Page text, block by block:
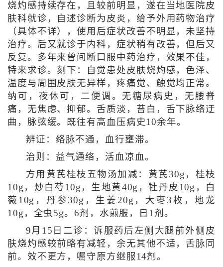
烧灼感持续存在，且较前明显，遂在当地医院皮
肤科就诊，自述诊断为皮炎，给予外用药物治疗
（具体不详），使用后症状改善不明显，未坚持
治疗。后又就诊于内科，症状稍有改善，但后又
反复。多年来曾间断口服中药治疗，效果不佳，
特来求诊。刻下：自觉患处皮肤烧灼感，色泽、
温度与周围皮肤无异样，疼痛觉、触觉均正常。
纳可，夜休可，二便调。无糖尿病史，无腰脊
痛，无焦虑、抑郁。舌质淡，苔白，舌下脉络迂
曲，脉弦缓。既往有高血压病史10余年。
辨证：络脉不通，血行壅滞。
治则：益气通络，活血凉血。
方用黄芪桂枝五物汤加减：黄芪30g，桂枝
10g，炒白芍10g，生地黄40g，牡丹皮10g，白
薇10g，丹参30g，生姜20g，大枣3枚，地龙
10g，全虫5g。6剂，水煎服，日1剂。
9月15日二诊：诉服药后左侧大腿前外侧皮
肤烧灼感较前略有减轻，余无其他不适，舌脉同
前。效不更方，嘱守原方继服14剂。